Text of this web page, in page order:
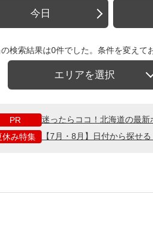
今日
検索結果は0件でした。条件を変えて
エリアを選択
PR
迷ったらココ！北海道の最
休み特集
【7月・8月】日付から探せ